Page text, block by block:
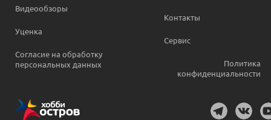
Видеообзоры
Уценка
Согласие на обработку
персональных данных
Контакты
Сервис
Политика
конфиденциальности